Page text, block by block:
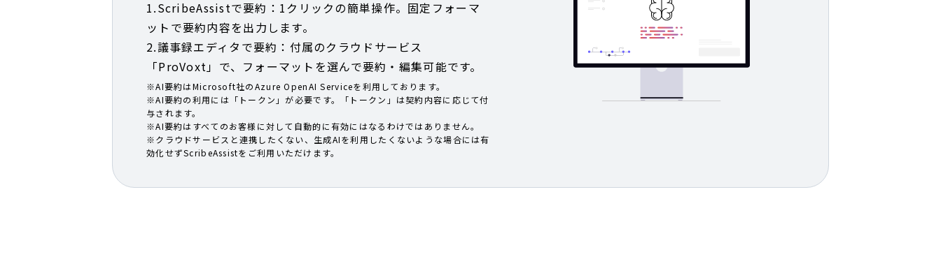
1.ScribeAssistで要約：1クリックの簡単操作。固定フォーマ
ットで要約内容を出力します。
2.議事録エディタで要約：付属のクラウドサービス
「ProVoxt」で、フォーマットを選んで要約・編集可能です。
※AI要約はMicrosoft社のAzure OpenAI Serviceを利用しております。
※AI要約の利用には「トークン」が必要です。「トークン」は契約内容に応じて付
与されます。​
※AI要約はすべてのお客様に対して自動的に有効にはなるわけではありません。
※クラウドサービスと連携したくない、生成AIを利用したくないような場合には有
効化せずScribeAssistをご利用いただけます。